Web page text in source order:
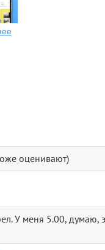
оценивают)
У меня 5.00, думаю,